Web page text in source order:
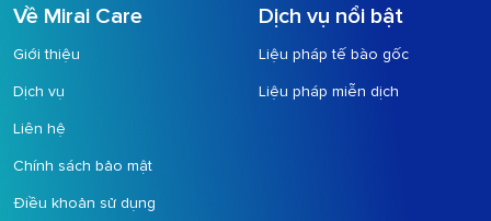
Về Mirai Care
Giới thiệu
Dịch vụ
Liên hệ
Chính sách bảo mật
Điều khoản sử dụng
Dịch vụ nổi bật
Liệu pháp tế bào gốc
Liệu pháp miễn dịch